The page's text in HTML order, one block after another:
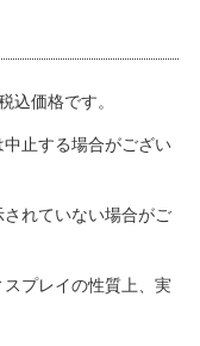
込価格です。
止する場合がござい
れていない場合がご
プレイの性質上、実